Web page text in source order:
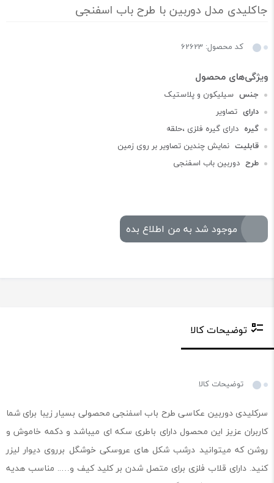
جاکلیدی مدل دوربین با طرح باب اسفنجی
کد محصول: 62623
جنس سیلیکون و پلاستیک
دارای تصاویر
گیره دارای گیره فلزی ،حلقه
قابلیت نمایش چندین تصاویر بر روی زمین
طرح دوربین باب اسفنجی
موجود شد به من اطلاع بده
توضیحات کالا
توضیحات کالا
سرکلیدی دوربین عکاسی طرح باب اسفنجی محصولی بسیار زیبا برای شما
کاربران عزیز این محصول دارای باطری سکه ای میباشد و دکمه خاموش و
روشن که میتوانید درشب شکل های عروسکی خوشگل برروی دیوار لیزر
کنید. دارای قلاب فلزی برای متصل شدن بر کلید کیف و….. مناسب هدیه